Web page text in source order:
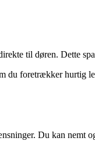
til døren. Dette
du foretrækker
Du kan